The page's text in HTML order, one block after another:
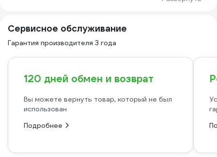
Сервисное обслуживание
Гарантия производителя 3 года
120 дней обмен и возврат
Вы можете вернуть товар, который не был
использован
Подробнее